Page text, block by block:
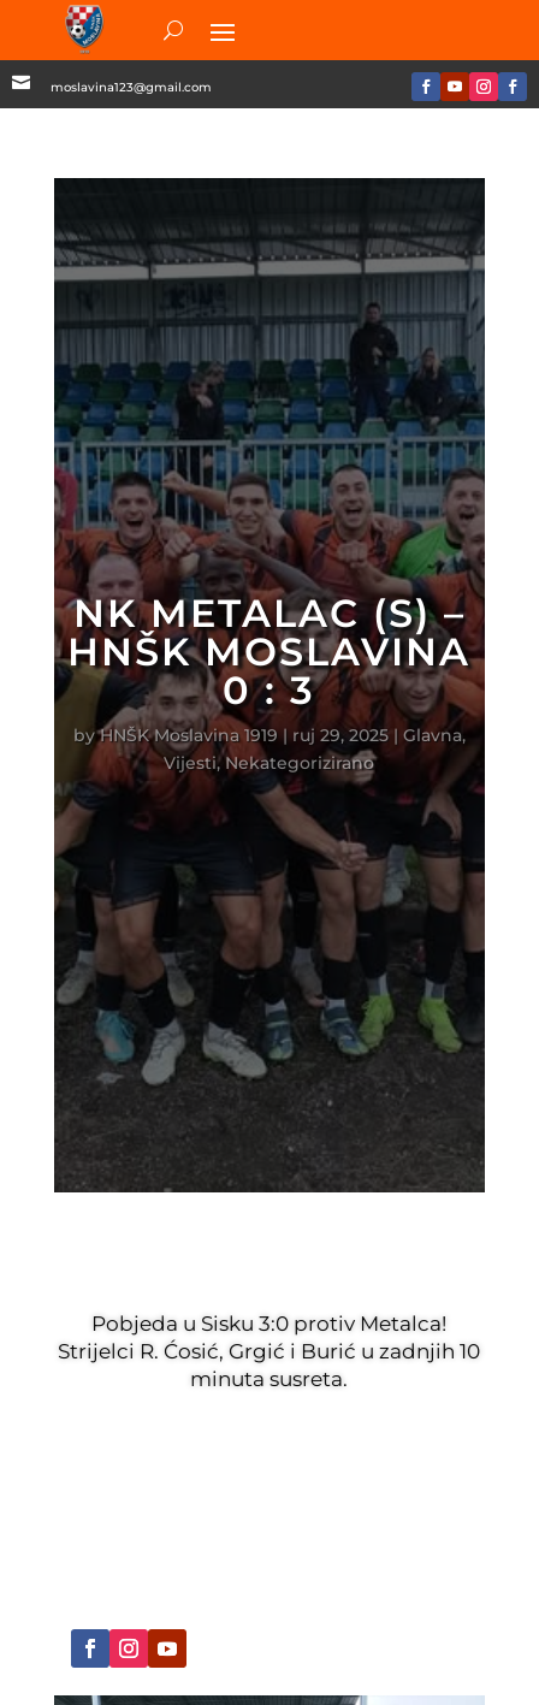
 moslavina123@gmail.com
NK METALAC (S) –
HNŠK MOSLAVINA
0 : 3
byHNŠK Moslavina 1919|ruj 29, 2025| Glavna,
Vijesti,Nekategorizirano
Pobjeda u Sisku 3:0 protiv Metalca!
Strijelci R. Ćosić, Grgić i Burić u zadnjih 10
minuta susreta.